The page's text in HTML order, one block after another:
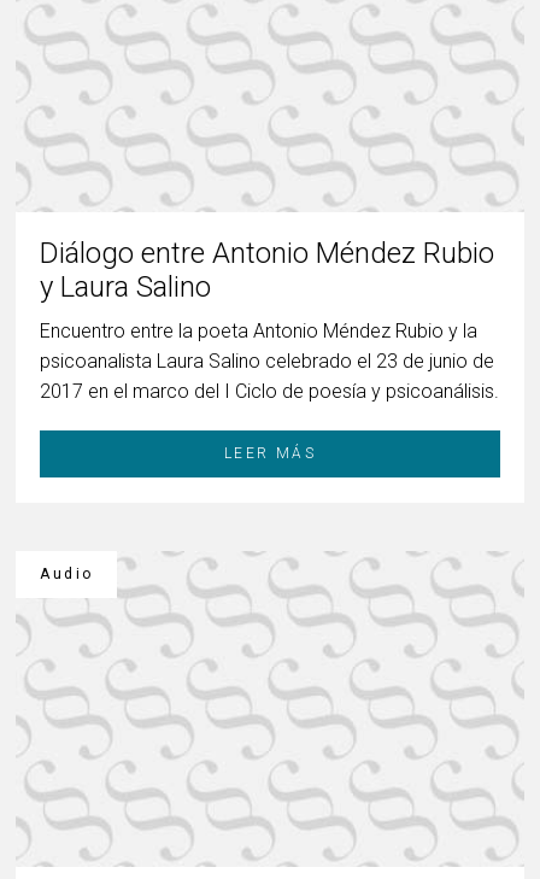
Diálogo entre Antonio Méndez Rubio
y Laura Salino
Encuentro entre la poeta Antonio Méndez Rubio y la
psicoanalista Laura Salino celebrado el 23 de junio de
2017 en el marco del I Ciclo de poesía y psicoanálisis.
LEER MÁS
Audio